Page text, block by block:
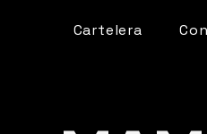
Cartelera